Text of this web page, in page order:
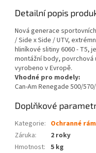
Detailní popis
Nová generace
/ Side x Side / UTV,
hliníkové slitiny 6060 - T5,
montážní body, povrchová
vyrobeno v Evropě.
Vhodné pro modely:
Can-Am Renegade 500/
Doplňkové
Kategorie: Ochranné
Záruka:
2 roky
Hmotnost: 5 kg